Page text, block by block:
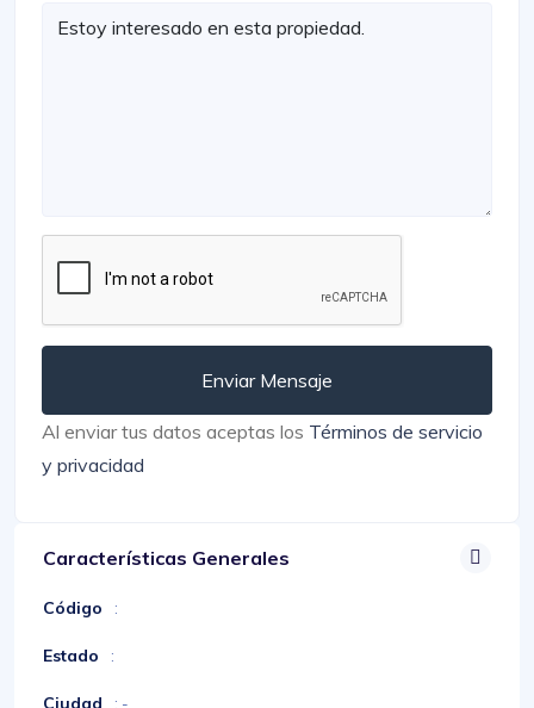
Enviar Mensaje
Al enviar tus datos aceptas los Términos de servicio
y privacidad
Características Generales
Código :
Estado :
: -